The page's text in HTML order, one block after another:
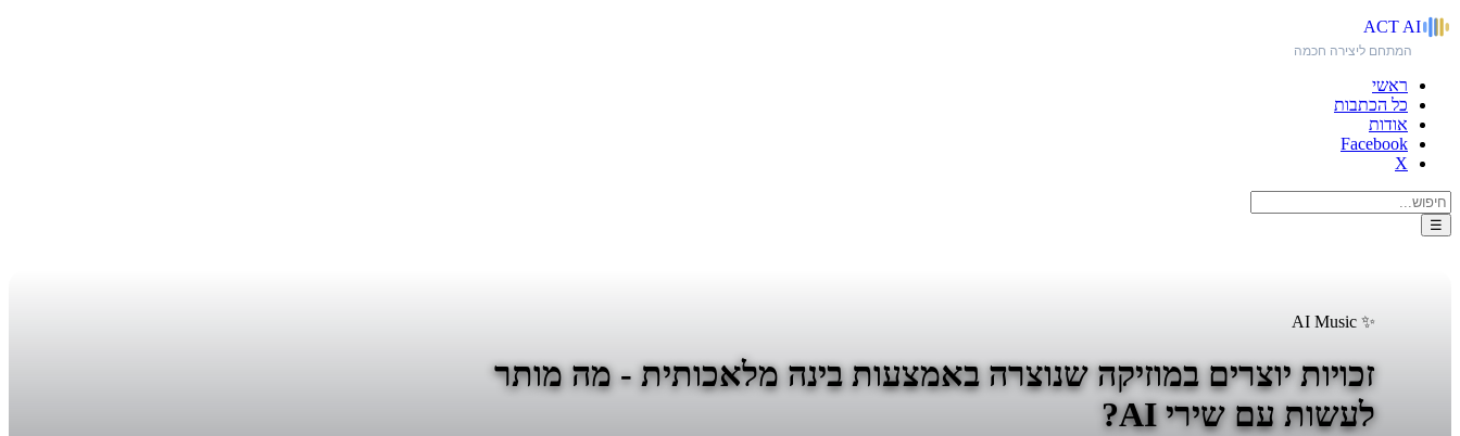
ACT AI
המתחם ליצירה חכמה
ראשי
כל הכתבות
אודות
Facebook
X
☰
✨ AI Music
זכויות יוצרים במוזיקה שנוצרה באמצעות בינה מלאכותית - מה מותר
לעשות עם שירי AI?